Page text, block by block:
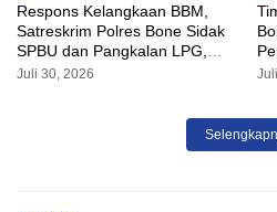
Respons Kelangkaan BBM,
Satreskrim Polres Bone Sidak
SPBU dan Pangkalan LPG,
AKP Alvin Aji Imbau Pengelola
Juli 30, 2026